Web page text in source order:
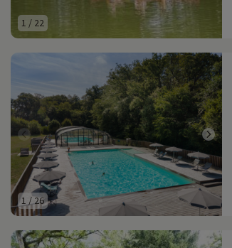
1 / 22
1 /26